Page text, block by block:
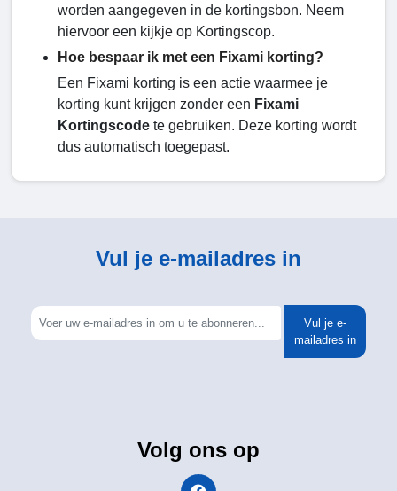
worden aangegeven in de kortingsbon. Neem
hiervoor een kijkje op Kortingscop.
Hoe bespaar ik met een Fixami korting?
Een Fixami korting is een actie waarmee je
korting kunt krijgen zonder een Fixami
Kortingscode te gebruiken. Deze korting wordt
dus automatisch toegepast.
Vul je e-mailadres in
Vul je e-
mailadres in
Volg ons op